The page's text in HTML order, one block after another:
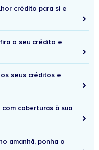
crédito para si e
o seu crédito e
seus créditos e
coberturas à sua
amanhã, ponha o